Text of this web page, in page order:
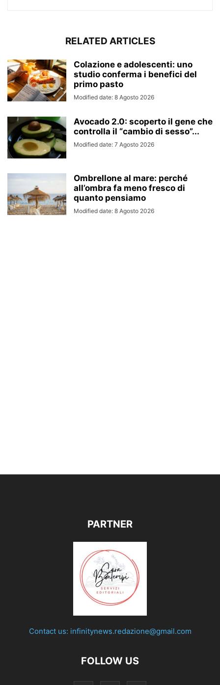
RELATED ARTICLES
Colazione e adolescenti: uno
studio conferma i benefici del
primo pasto
Modified date: 8 Agosto 2026
Avocado 2.0: scoperto il gene che
controlla il “cambio di sesso”...
Modified date: 7 Agosto 2026
Ombrellone al mare: perché
all’ombra fa meno fresco di
quanto pensiamo
Modified date: 8 Agosto 2026
PARTNER
Contact us: infinitynews.redazione@gmail.com
FOLLOW US